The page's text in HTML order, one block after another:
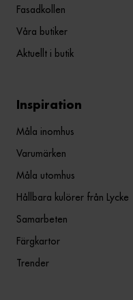
Fasadkollen
Våra butiker
Aktuellt i butik
Inspiration
Måla inomhus
Varumärken
Måla utomhus
Hållbara kulörer från Lycke
Samarbeten
Färgkartor
Trender